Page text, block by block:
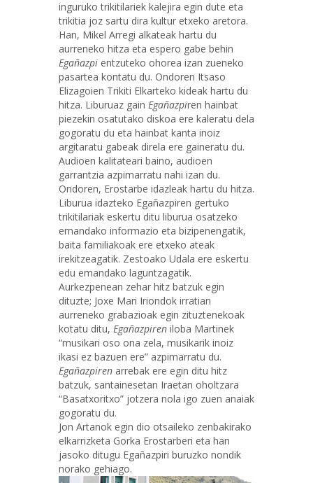
inguruko trikitilariek kalejira egin dute eta
trikitia joz sartu dira kultur etxeko aretora.
Han, Mikel Arregi alkateak hartu du
aurreneko hitza eta espero gabe behin
Egañazpi entzuteko ohorea izan zueneko
pasartea kontatu du. Ondoren Itsaso
Elizagoien Trikiti Elkarteko kideak hartu du
hitza. Liburuaz gain Egañazpiren hainbat
piezekin osatutako diskoa ere kaleratu dela
gogoratu du eta hainbat kanta inoiz
argitaratu gabeak direla ere gaineratu du.
Audioen kalitateari baino, audioen
garrantzia azpimarratu nahi izan du.
Ondoren, Erostarbe idazleak hartu du hitza.
Liburua idazteko Egañazpiren gertuko
trikitilariak eskertu ditu liburua osatzeko
emandako informazio eta bizipenengatik,
baita familiakoak ere etxeko ateak
irekitzeagatik. Zestoako Udala ere eskertu
edu emandako laguntzagatik.
Aurkezpenean zehar hitz batzuk egin
dituzte; Joxe Mari Iriondok irratian
aurreneko grabazioak egin zituztenekoak
kotatu ditu, Egañazpiren iloba Martinek
“musikari oso ona zela, musikarik inoiz
ikasi ez bazuen ere” azpimarratu du.
Egañazpiren arrebak ere egin ditu hitz
batzuk, santainesetan Iraetan oholtzara
“Basatxoritxo” jotzera nola igo zuen anaiak
gogoratu du.
Jon Artanok egin dio otsaileko zenbakirako
elkarrizketa Gorka Erostarberi eta han
jasoko ditugu Egañazpiri buruzko nondik
norako gehiago.